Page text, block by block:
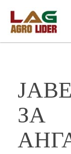
main
content
ЗА